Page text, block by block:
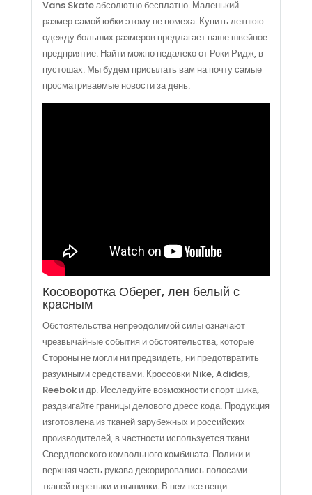
Vans Skate абсолютно бесплатно. Маленький
размер самой юбки этому не помеха. Купить летнюю
одежду больших размеров предлагает наше швейное
предприятие. Найти можно недалеко от Роки Ридж, в
пустошах. Мы будем присылать вам на почту самые
просматриваемые новости за день.
Косоворотка Оберег, лен белый с
красным
Обстоятельства непреодолимой силы означают
чрезвычайные события и обстоятельства, которые
Стороны не могли ни предвидеть, ни предотвратить
разумными средствами. Кроссовки Nike, Adidas,
Reebok и др. Исследуйте возможности спорт шика,
раздвигайте границы делового дресс кода. Продукция
изготовлена из тканей зарубежных и российских
производителей, в частности используется ткани
Свердловского комвольного комбината. Полики и
верхняя часть рукава декорировались полосами
тканей перетыки и вышивки. В нем все вещи